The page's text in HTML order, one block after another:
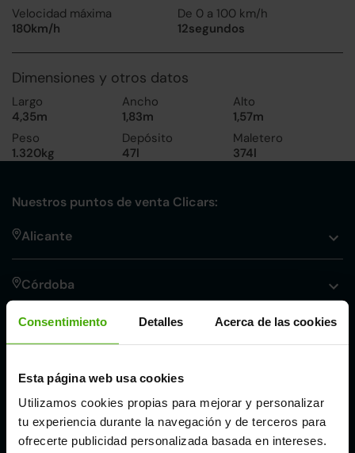
Consentimiento Detalles Acerca de las cookies
Esta página web usa cookies
Utilizamos cookies propias para mejorar y personalizar
tu experiencia durante la navegación y de terceros para
ofrecerte publicidad personalizada basada en intereses.
Velocidad máxima
180km/h
De 0 a 100 km/h
12segundos
Dimensiones y otros datos
Largo
4,35m
Ancho
1,83m
Alto
1,57m
Peso
1.320kg
Depósito
47l
Maletero
374l
Nuestros puntos de venta Clicars:
Alicante
Córdoba
Málaga
Valencia